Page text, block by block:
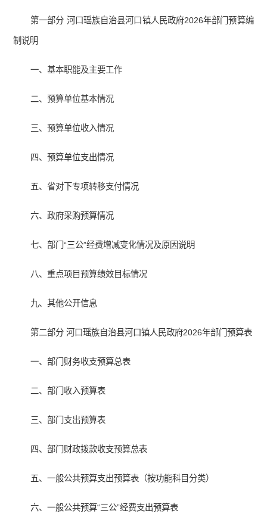
第一部分 河口瑶族自治县河口镇人民政府2026年部门预算编
制说明
一、基本职能及主要工作
二、预算单位基本情况
三、预算单位收入情况
四、预算单位支出情况
五、省对下专项转移支付情况
六、政府采购预算情况
七、部门“三公”经费增减变化情况及原因说明
八、重点项目预算绩效目标情况
九、其他公开信息
第二部分 河口瑶族自治县河口镇人民政府2026年部门预算表
一、部门财务收支预算总表
二、部门收入预算表
三、部门支出预算表
四、部门财政拨款收支预算总表
五、一般公共预算支出预算表（按功能科目分类）
六、一般公共预算“三公”经费支出预算表